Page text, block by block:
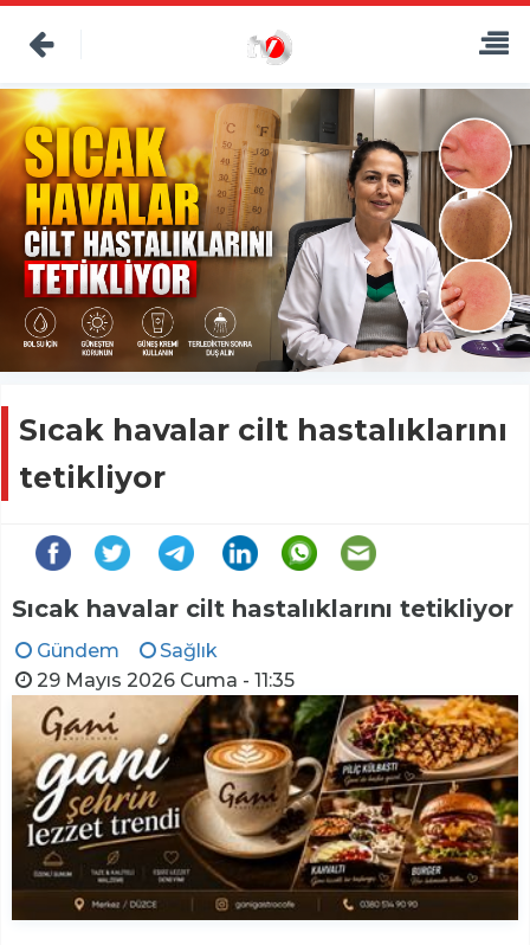
Sıcak havalar cilt hastalıklarını
tetikliyor
Sıcak havalar cilt hastalıklarını tetikliyor
Gündem
Sağlık
29 Mayıs 2026 Cuma - 11:35